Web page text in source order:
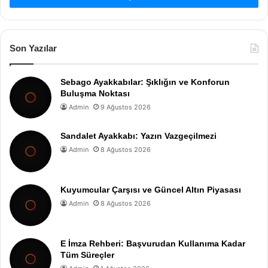
Son Yazılar
Sebago Ayakkabılar: Şıklığın ve Konforun
Buluşma Noktası
Admin 9 Ağustos 2026
Sandalet Ayakkabı: Yazın Vazgeçilmezi
Admin 8 Ağustos 2026
Kuyumcular Çarşısı ve Güncel Altın Piyasası
Admin 8 Ağustos 2026
E İmza Rehberi: Başvurudan Kullanıma Kadar
Tüm Süreçler